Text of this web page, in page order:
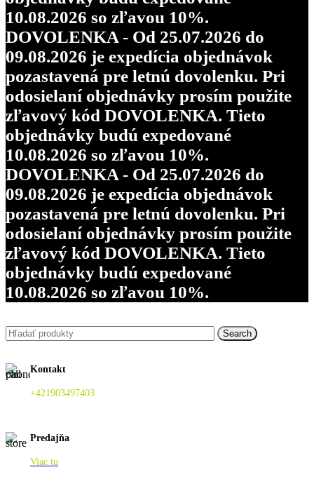
10.08.2026 so zľavou 10%.
DOVOLENKA - Od 25.07.2026 do
09.08.2026 je expedícia objednávok
pozastavená pre letnú dovolenku. Pri
odosielaní objednávky prosím použite
zľavový kód DOVOLENKA. Tieto
objednávky budú expedované
10.08.2026 so zľavou 10%.
DOVOLENKA - Od 25.07.2026 do
09.08.2026 je expedícia objednávok
pozastavená pre letnú dovolenku. Pri
odosielaní objednávky prosím použite
zľavový kód DOVOLENKA. Tieto
objednávky budú expedované
10.08.2026 so zľavou 10%.
Search
Kontakt
+421903497403
Predajňa
Viac tu